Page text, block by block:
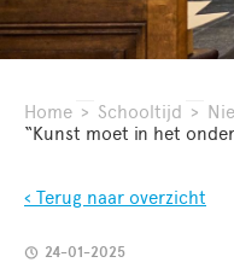
Home > Schooltijd >
“Kunst moet in het
‹ Terug naar overzicht
24-01-2025